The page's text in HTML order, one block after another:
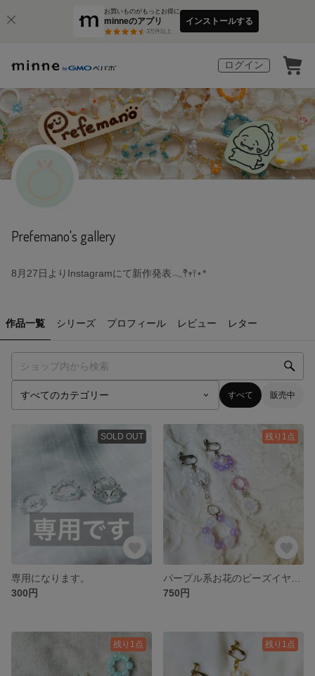
お買いものがもっとお得に
minneのアプリ
3万件以上
インストールする
ログイン
Prefemano's gallery
8月27日よりInstagramにて新作発表𓂃𖤥𖥧𖥣⋆*
作品一覧 シリーズ プロフィール レビュー レター
すべて 販売中
SOLD OUT
専用になります。
300円
残り1点
750円
残り1点 残り1点